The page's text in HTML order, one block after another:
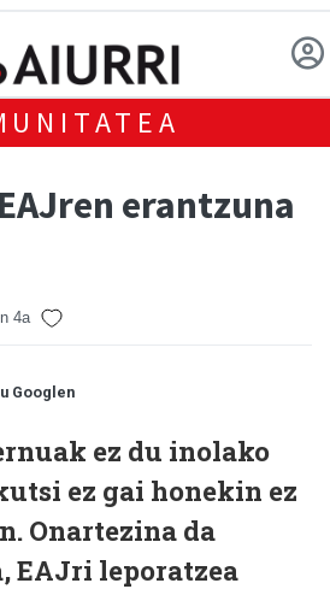
erantzuna
4a
Googlen
ez du inolako
ez gai honekin ez
Onartezina da
EAJri leporatzea